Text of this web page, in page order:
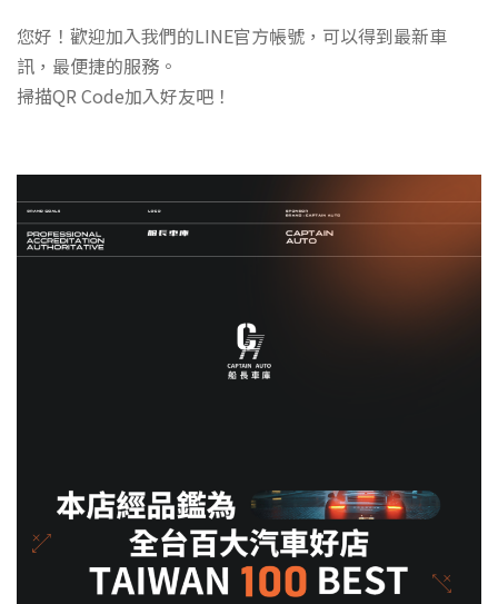
您好！歡迎加入我們的LINE官方帳號，可以得到最新車
訊，最便捷的服務。
掃描QR Code加入好友吧！